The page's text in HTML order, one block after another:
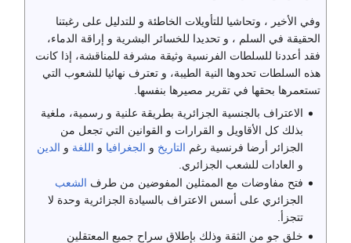
وفي الأخير ، وتحاشيا للتأويلات الخاطئة و للتدليل على رغبتنا
الحقيقة في السلم ، و تحديدا للخسائر البشرية و إراقة الدماء،
فقد أعددنا للسلطات الفرنسية وثيقة مشرفة للمناقشة، إذا كانت
هذه السلطات تحدوها النية الطيبة، و تعترف نهائيا للشعوب التي
تستعمرها بحقها في تقرير مصيرها بنفسها.
الاعتراف بالجنسية الجزائرية بطريقة علنية و رسمية، ملغية
بذلك كل الأقاويل و القرارات و القوانين التي تجعل من
الجزائر أرضا فرنسية رغم التاريخ و الجغرافيا و اللغة و الدين
و العادات للشعب الجزائري.
فتح مفاوضات مع الممثلين المفوضين من طرف الشعب
الجزائري على أسس الاعتراف بالسيادة الجزائرية وحدة لا
تتجزأ.
خلق جو من الثقة وذلك بإطلاق سراح جميع المعتقلين